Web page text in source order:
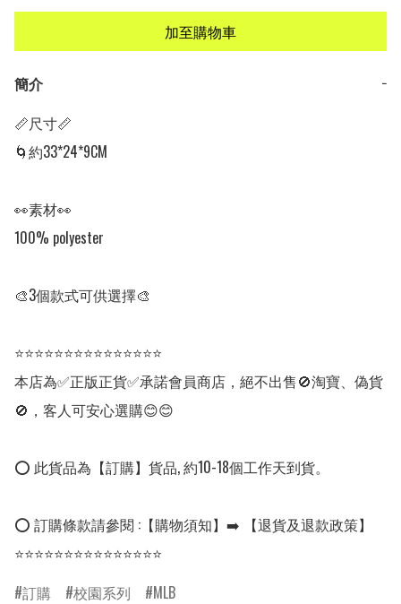
加至購物車
簡介
−
📏尺寸📏
🌀約33*24*9CM
👀素材👀
100% polyester
🎨3個款式可供選擇🎨
⭐⭐⭐⭐⭐⭐⭐⭐⭐⭐⭐⭐⭐⭐⭐
本店為✅正版正貨✅承諾會員商店，絕不出售🚫淘寶、偽貨
🚫，客人可安心選購😊😊
⭕ 此貨品為【訂購】貨品, 約10-18個工作天到貨。
⭕ 訂購條款請參閱 :【購物須知】➡️ 【退貨及退款政策】
⭐⭐⭐⭐⭐⭐⭐⭐⭐⭐⭐⭐⭐⭐⭐
訂購
校園系列 MLB